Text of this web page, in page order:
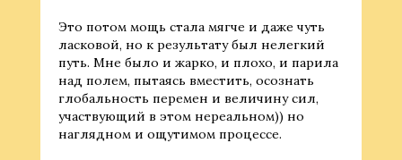
Это потом мощь стала мягче и даже чуть
ласковой, но к результату был нелегкий
путь. Мне было и жарко, и плохо, и парила
над полем, пытаясь вместить, осознать
глобальность перемен и величину сил,
участвующий в этом нереальном)) но
наглядном и ощутимом процессе.